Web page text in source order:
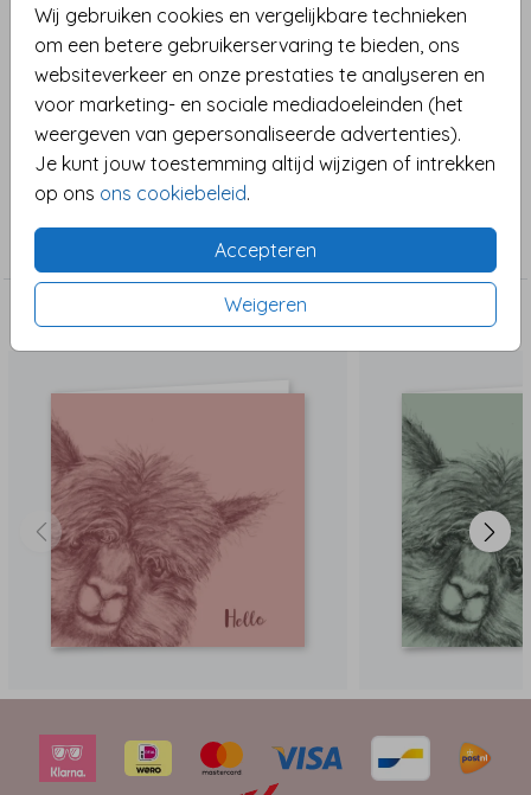
Wij gebruiken cookies en vergelijkbare technieken
om een betere gebruikerservaring te bieden, ons
websiteverkeer en onze prestaties te analyseren en
voor marketing- en sociale mediadoeleinden (het
weergeven van gepersonaliseerde advertenties).
Je kunt jouw toestemming altijd wijzigen of intrekken
op ons ons cookiebeleid.
Accepteren
Weigeren
Felicitatie kaart voor de geboorte van een meisje.
Typografische kaart met de tekst; "Veel geluk met
jullie ukkepuk." Pas de kaart naar wens aan en verras
de kersverse ouders met deze leuke kaart in de
brievenbus.
Toon meer
Collectie
Dit vind je misschien ook leuk